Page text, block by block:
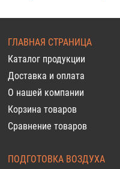
ГЛАВНАЯ СТРАНИЦА
Каталог продукции
Доставка и оплата
О нашей компании
Корзина товаров
Сравнение товаров
ПОДГОТОВКА ВОЗДУХА